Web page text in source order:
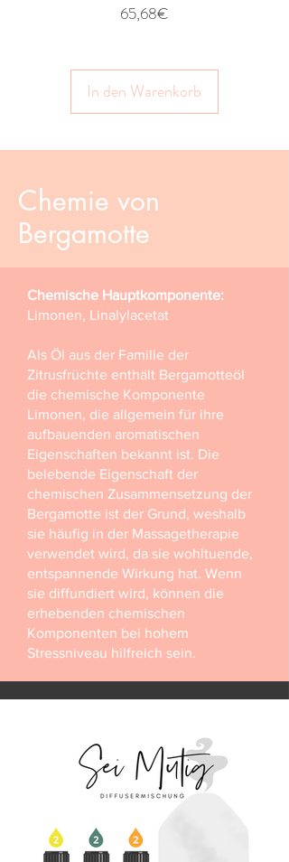
65,68€
In den Warenkorb
Chemie von
Bergamotte
Chemische Hauptkomponente:
Limonen, Linalylacetat
Als Öl aus der Familie der
Zitrusfrüchte enthält Bergamotteöl
die chemische Komponente
Limonen, die allgemein für ihre
aufbauenden aromatischen
Eigenschaften bekannt ist. Die
belebende Eigenschaft der
chemischen Zusammensetzung der
Bergamotte ist der Grund, weshalb
sie häufig in der Massagetherapie
verwendet wird, da sie wohltuende,
entspannende Wirkung hat. Wenn
sie diffundiert wird, können die
erhebenden chemischen
Komponenten bei hohem
Stressniveau hilfreich sein.